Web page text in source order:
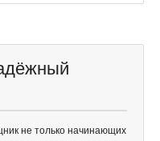
не только начинающих